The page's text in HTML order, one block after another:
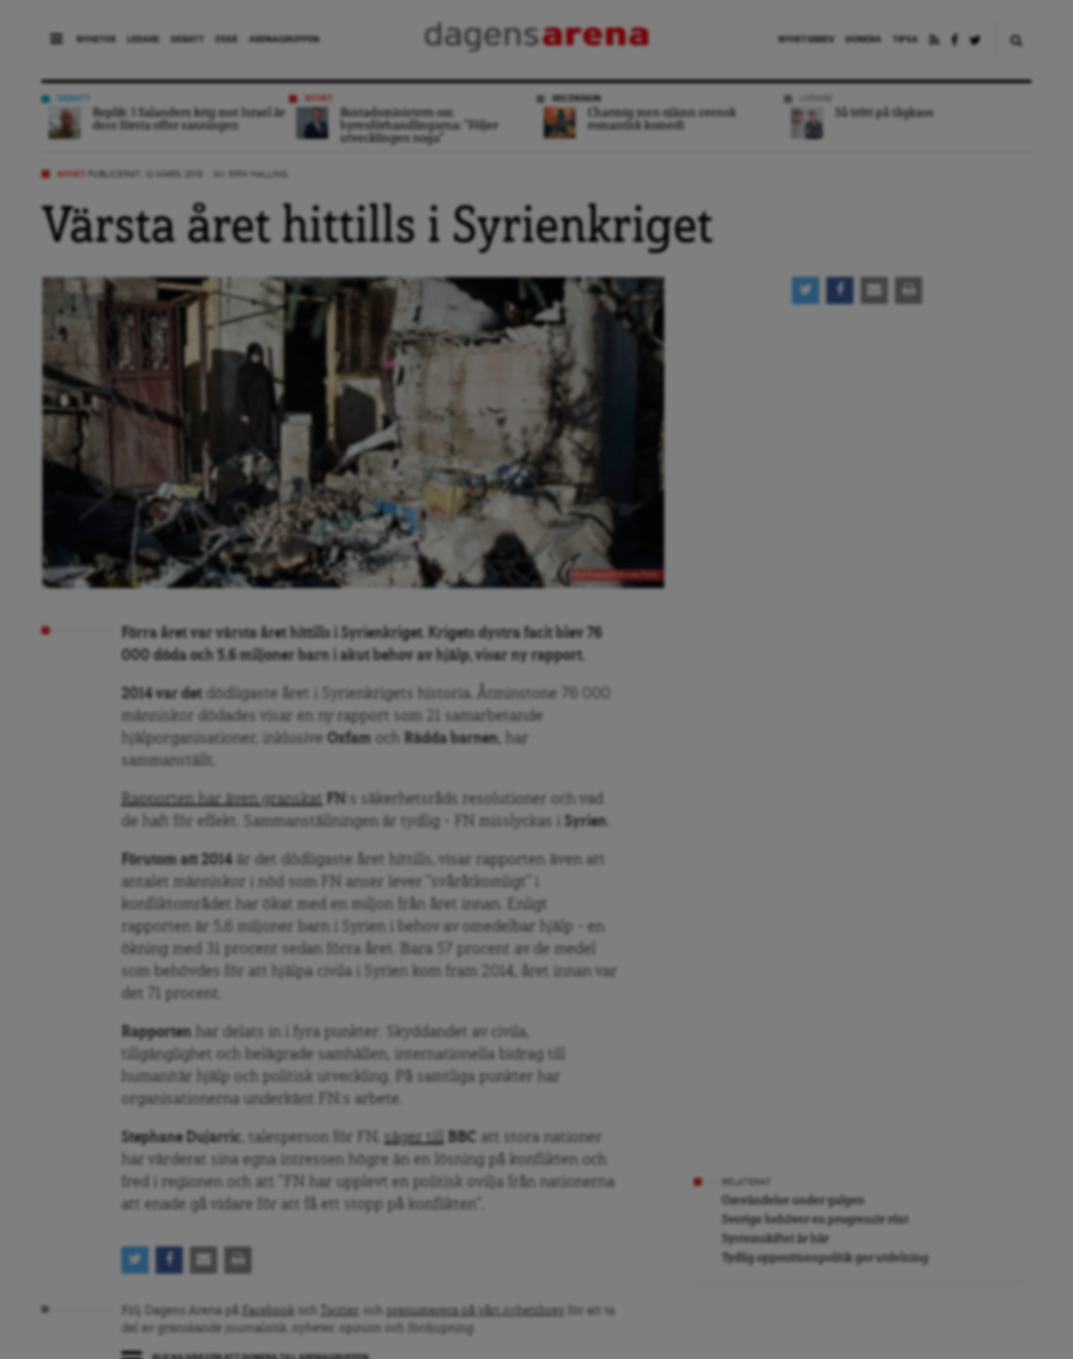
NYHETER LEDARE DEBATT ESSÄ ARENAGRUPPEN NYHETSBREV DONERA TIPSA
Replik: I Salanders krig mot Israel är
dess första offer sanningen
NYHET
Bostadsministern om
hyresförhandlingarna: ”Följer
utvecklingen noga”
RECENSION
Charmig men ojämn svensk
romantisk komedi
Så trött på tågkaos
NYHET
Värsta året hittills i Syrienkriget
Förra året var värsta året hittills i Syrienkriget. Krigets dystra facit blev 76
000 döda och 5,6 miljoner barn i akut behov av hjälp, visar ny rapport.
2014 var det dödligaste året i Syrienkrigets historia. Åtminstone 76 000
människor dödades visar en ny rapport som 21 samarbetande
hjälporganisationer, inklusive Oxfam och Rädda barnen, har
sammanställt.
Rapporten har även granskat FN :s säkerhetsråds resolutioner och vad
de haft för effekt. Sammanställningen är tydlig – FN misslyckas i
Syrien
Förutom att 2014 är det dödligaste året hittills, visar rapporten även att
antalet människor i nöd som FN anser lever ”svåråtkomligt” i
konfliktområdet har ökat med en miljon från året innan. Enligt
rapporten är 5,6 miljoner barn i Syrien i behov av omedelbar hjälp – en
ökning med 31 procent sedan förra året. Bara 57 procent av de medel
som behövdes för att hjälpa civila i Syrien kom fram 2014, året innan var
det 71 procent.
Rapporten har delats in i fyra punkter: Skyddandet av civila,
tillgänglighet och belägrade samhällen, internationella bidrag till
humanitär hjälp och politisk utveckling. På samtliga punkter har
organisationerna underkänt FN:s arbete.
Stephane Dujarric , talesperson för FN, säger till BBC att stora nationer
har värderat sina egna intressen högre än en lösning på konflikten och
fred i regionen och att ”FN har upplevt en politisk ovilja från nationerna
att enade gå vidare för att få ett stopp på konflikten”.
Följ Dagens Arena på Facebook Twitter prenumerera på vårt nyhetsbrev
för att ta
del av granskande journalistik, nyheter, opinion och fördjupning.
Omvändelse under galgen
Sverige behöver en progressiv röst
Systemskiftet är här
Tydlig oppositionspolitik ger utdelning